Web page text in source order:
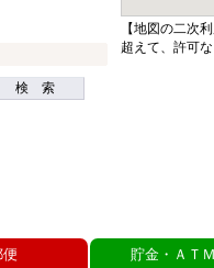
検 索
【地図の二次
超えて、許可
便 貯金・ＡＴ